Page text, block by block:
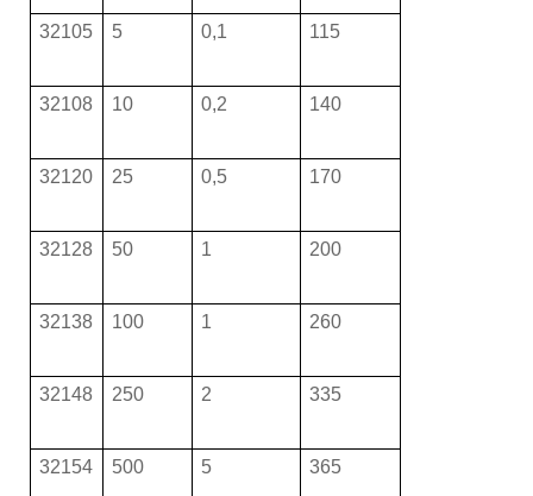
32105 5 0,1 115
32108 10 0,2 140
32120 25 0,5 170
32128 50 1 200
32138 100 1 260
32148 250 2 335
32154 500 5 365